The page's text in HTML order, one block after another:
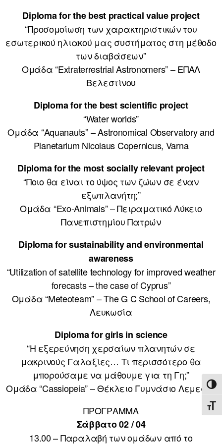
Diploma for the best practical value project
“Προσομοίωση των χαρακτηριστικών του
εσωτερικού ηλιακού μας συστήματος στη μέθοδο
των διαβάσεων”
Ομάδα “Extraterrestrial Astronomers” – ΕΠΑΛ
Βελεστίνου
Diploma for the best scientific project
“Water worlds”
Ομάδα “Aquanauts” – Astronomical Observatory and
Planetarium Nicolaus Copernicus, Varna
Diploma for the most socially relevant project
“Ποιο θα είναι το ύψος των ζώων σε έναν
εξωπλανήτη;”
Ομάδα “Exo-Animals” – Πειραματικό Λύκειο
Πανεπιστημίου Πατρών
Diploma for sustainability and environmental
awareness
“Utilization of satellite technology for improved weather
forecasts – the case of Cyprus”
Ομάδα “Meteoteam” – The G C School of Careers,
Λευκωσία
Diploma for girls in science
“H εξερεύνηση χερσαίων πλανητών σε
μακρινούς Γαλαξίες… Τι περισσότερο θα
μπορούσαμε να μάθουμε για τη Γη;”
Ομάδα “Cassiopeia” – Θέκλειο Γυμνάσιο Λεμεσού
ΠΡΟΓΡΑΜΜΑ
Σάββατο 02 / 04
13.00 – Παραλαβή των ομάδων από το